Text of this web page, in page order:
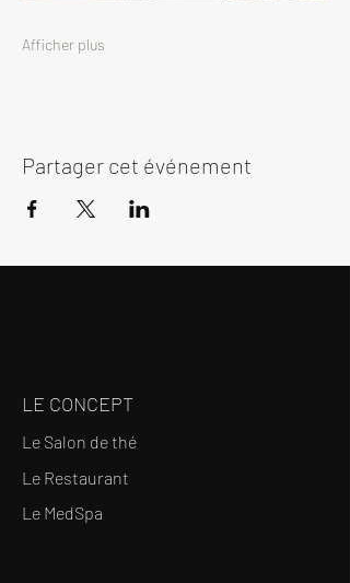
Afficher plus
Partager cet événement
LE CONCEPT
Le Salon de thé
Le Restaurant
Le MedSpa